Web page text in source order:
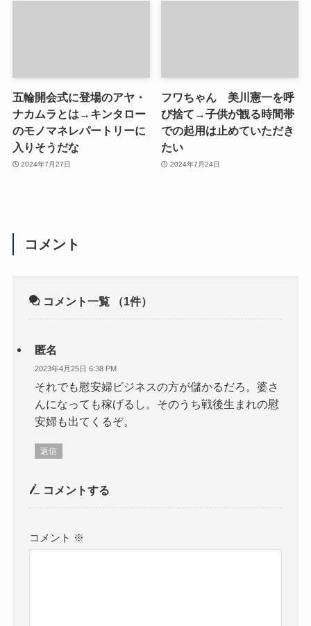
五輪開会式に登場のアヤ・
ナカムラとは→キンタロー
のモノマネレパートリーに
入りそうだな
2024年7月27日
フワちゃん 美川憲一を呼
び捨て→子供が観る時間帯
での起用は止めていただき
たい
2024年7月24日
コメント
コメント一覧 （1件）
匿名
2023年4月25日 6:38 PM
それでも慰安婦ビジネスの方が儲かるだろ。婆さ
んになっても稼げるし。そのうち戦後生まれの慰
安婦も出てくるぞ。
返信
コメントする
コメント ※